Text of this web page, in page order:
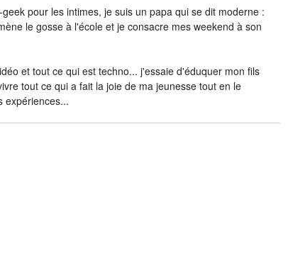
pour les intimes, je suis un papa qui se dit moderne :
le gosse à l'école et je consacre mes weekend à son
et tout ce qui est techno... j'essaie d'éduquer mon fils
tout ce qui a fait la joie de ma jeunesse tout en le
expériences...